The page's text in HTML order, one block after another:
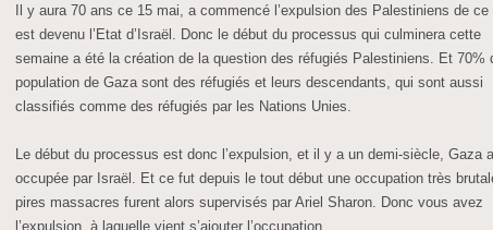
Il y aura 70 ans ce 15 mai, a commencé l’expulsion des Palestiniens de ce
est devenu l’Etat d’Israël. Donc le début du processus qui culminera cette
semaine a été la création de la question des réfugiés Palestiniens. Et 70%
population de Gaza sont des réfugiés et leurs descendants, qui sont aussi
classifiés comme des réfugiés par les Nations Unies.
Le début du processus est donc l’expulsion, et il y a un demi-siècle, Gaza
occupée par Israël. Et ce fut depuis le tout début une occupation très
pires massacres furent alors supervisés par Ariel Sharon. Donc vous avez
l’expulsion, à laquelle vient s’ajouter l’occupation.